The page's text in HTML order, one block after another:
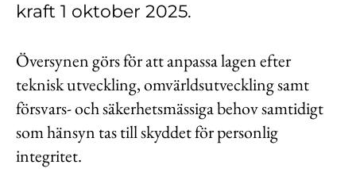
kraft 1 oktober 2025.
Översynen görs för att anpassa lagen efter
teknisk utveckling, omvärldsutveckling samt
försvars- och säkerhetsmässiga behov samtidigt
som hänsyn tas till skyddet för personlig
integritet.